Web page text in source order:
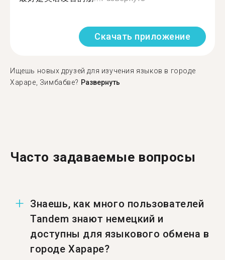
Скачать приложение
Ищешь новых друзей для изучения языков в городе
Хараре, Зимбабве? Развернуть
Часто задаваемые вопросы
Знаешь, как много пользователей
Tandem знают немецкий и
доступны для языкового обмена в
городе Хараре?